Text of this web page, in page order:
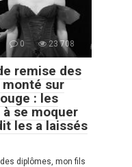
0 23 708
remise des
sur
: les
se moquer
les a laissés
diplômes, mon fils